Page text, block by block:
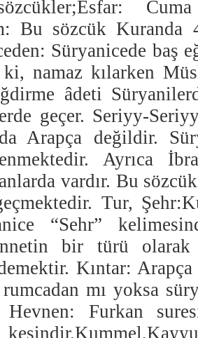
Bu sözcük Kuranda
Süryanicede baş
namaz kılarken
âdeti
geçer. Seriyy-
Arapça değildir.
Ayrıca
vardır. Bu
Tur,
“Sehr”
bir türü olarak
Kıntar:
mı yoksa
Hevnen: Furkan